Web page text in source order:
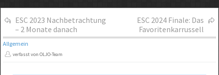
ESC 2023 Nachbetrachtung
– 2 Monate danach
ESC 2024 Finale: Das
Favoritenkarrussell
Allgemein
verfasst von OLJO-Team